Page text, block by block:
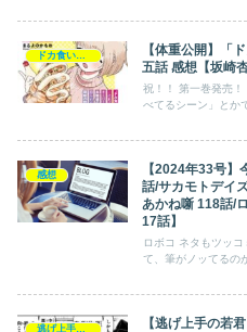
ドカ食いダイスキ！ もちづきさん
【体重公開】「
五話 感想【坂崎杏
祝！！ 第一巻発売
べてるシーン」とか
感想
【2024年33号】
話/サカモトデイ
あかね噺 118話/
17話】
ロボコ ネタもツッ
て、筆がノッてるの
【逃げ上手の若